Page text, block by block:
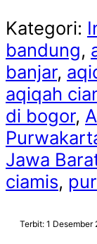
Kategori:
bandung,
banjar,
aqiqah
di bogor,
Jawa
ciamis,
Terbit: 1 Desember